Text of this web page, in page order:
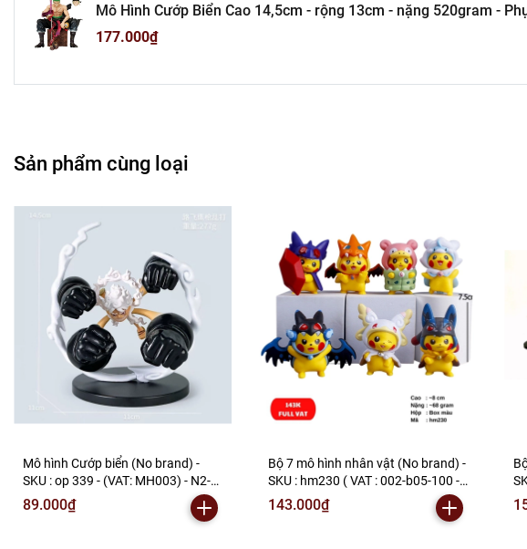
Mô Hình Cướp Biển Cao 14,5cm - rộng 13cm - nặng 520gram -
177.000₫
Sản phẩm cùng loại
Mô hình Cướp biển (No brand) -
SKU : op 339 - (VAT: MH003) - N2-
F1-S19
89.000₫
Bộ 7 mô hình nhân vật (No brand) -
SKU : hm230 ( VAT : 002-b05-100 -
N2-B1-S3
143.000₫